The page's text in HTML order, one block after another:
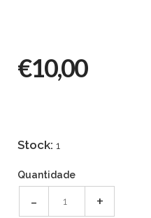
€10,00
Stock: 1
Quantidade
- +